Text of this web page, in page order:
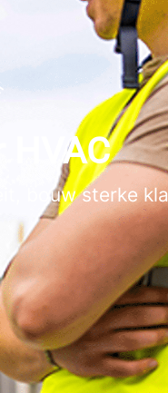
HVAC
bouw sterke